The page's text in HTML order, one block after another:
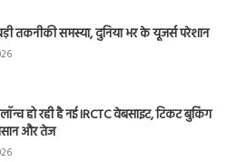
तकनीकी समस्या, दुनिया भर के यूजर्स परेशान
हो रही है नई IRCTC वेबसाइट, टिकट बुकिंग
और तेज